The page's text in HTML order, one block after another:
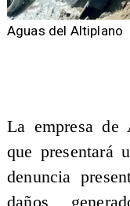
Aguas del Altiplano
La empresa de
que presentará
denuncia
daños